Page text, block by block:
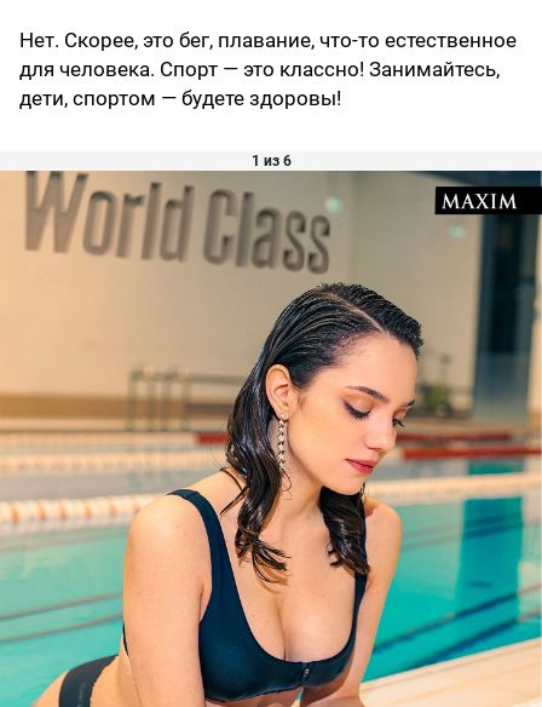
Нет. Скорее, это бег, плавание, что-то естественное
для человека. Спорт — это классно! Занимайтесь,
дети, спортом — будете здоровы!
1 из 6